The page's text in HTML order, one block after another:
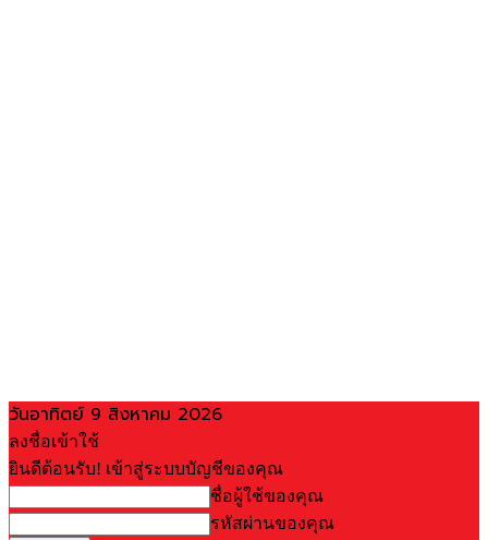
วันอาทิตย์ 9 สิงหาคม 2026
ลงชื่อเข้าใช้
ยินดีต้อนรับ! เข้าสู่ระบบบัญชีของคุณ
ชื่อผู้ใช้ของคุณ
รหัสผ่านของคุณ